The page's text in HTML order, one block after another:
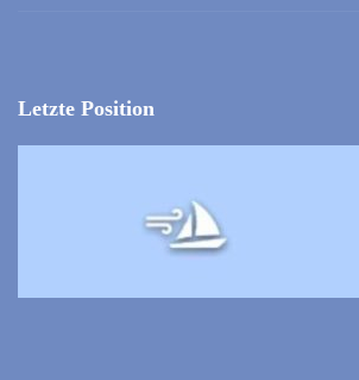
Letzte Position